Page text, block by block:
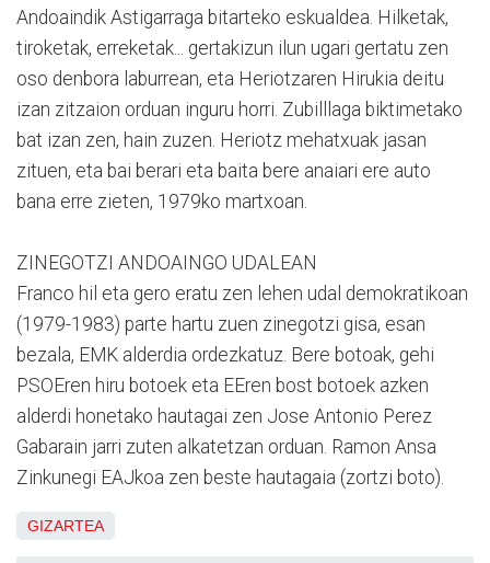
Andoaindik Astigarraga bitarteko eskualdea. Hilketak,
tiroketak, erreketak... gertakizun ilun ugari gertatu zen
oso denbora laburrean, eta Heriotzaren Hirukia deitu
izan zitzaion orduan inguru horri. Zubilllaga biktimetako
bat izan zen, hain zuzen. Heriotz mehatxuak jasan
zituen, eta bai berari eta baita bere anaiari ere auto
bana erre zieten, 1979ko martxoan.
ZINEGOTZI ANDOAINGO UDALEAN
Franco hil eta gero eratu zen lehen udal demokratikoan
(1979-1983) parte hartu zuen zinegotzi gisa, esan
bezala, EMK alderdia ordezkatuz. Bere botoak, gehi
PSOEren hiru botoek eta EEren bost botoek azken
alderdi honetako hautagai zen Jose Antonio Perez
Gabarain jarri zuten alkatetzan orduan. Ramon Ansa
Zinkunegi EAJkoa zen beste hautagaia (zortzi boto).
GIZARTEA